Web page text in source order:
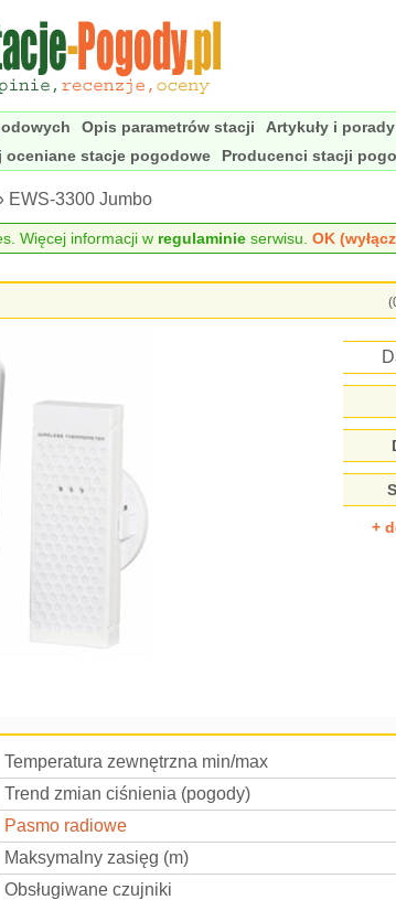
Opis parametrów stacji Artykuły i porady
oceniane stacje pogodowe Producenci stacji
EWS-3300 Jumbo
Więcej informacji w regulaminieserwisu. OK
+
Temperatura zewnętrzna min/max
Trend zmian ciśnienia (pogody)
Pasmo radiowe
Maksymalny zasięg (m)
Obsługiwane czujniki